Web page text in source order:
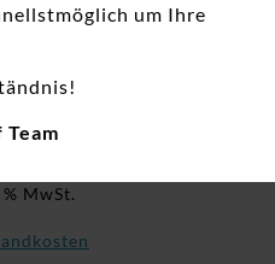
Zirkonia Ringe,
Solitär 925 AG bic.
MwSt.
um Ihre